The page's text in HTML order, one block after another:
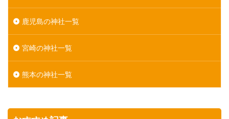
鹿児島の神社一覧
宮崎の神社一覧
熊本の神社一覧